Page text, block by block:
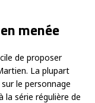
menée
de proposer
La plupart
le personnage
la série régulière de